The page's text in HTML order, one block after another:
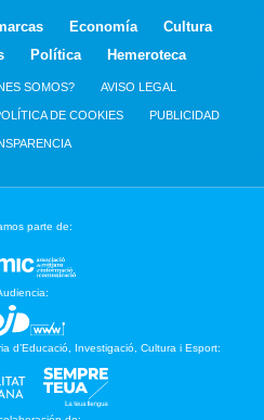
Economía
Cultura
Política Hemeroteca
SOMOS? AVISO LEGAL
DE COOKIES PUBLICIDAD
parte de:
d’Educació, Investigació, Cultura i Esport: